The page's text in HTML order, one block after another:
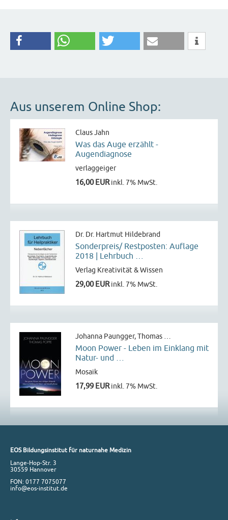
Aus unserem Online Shop:
Claus Jahn
Was das Auge erzählt -
Augendiagnose
verlaggeiger
16,00 EURinkl. 7% MwSt.
Dr. Dr. Hartmut Hildebrand
Sonderpreis/ Restposten: Auflage
2018 | Lehrbuch …
Verlag Kreativität & Wissen
29,00 EURinkl. 7% MwSt.
Johanna Paungger,‎ Thomas …
Moon Power - Leben im Einklang mit
Natur- und …
Mosaik
17,99 EURinkl. 7% MwSt.
EOS Bildungsinstitut für naturnahe Medizin
Lange-Hop-Str. 3
30559 Hannover
FON: 0177 7075077
info@eos-institut.de